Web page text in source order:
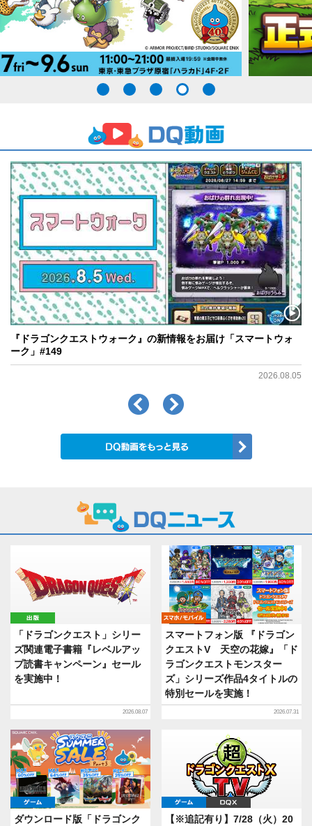
『ドラゴンクエストウォーク』の新情報をお届け「スマートウォ
ーク」#149
2026.08.05
「ドラゴンクエスト」シリー
ズ関連電子書籍『レベルアッ
プ読書キャンペーン』セール
を実施中！
2026.08.07
モバイル
スマートフォン版 『ドラゴン
クエストV 天空の花嫁』「ド
ラゴンクエストモンスター
ズ」シリーズ作品4タイトルの
特別セールを実施！
2026.07.31
ゲーム
ダウンロード版「ドラゴンク
ゲーム
【※追記有り】7/28（火）20